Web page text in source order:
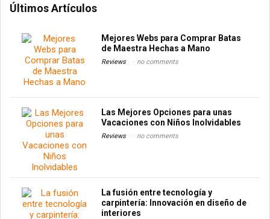
Últimos Artículos
Mejores Webs para Comprar Batas
de Maestra Hechas a Mano
Reviews no comments
Las Mejores Opciones para unas
Vacaciones con Niños Inolvidables
Reviews no comments
La fusión entre tecnología y
carpintería: Innovación en diseño de
interiores